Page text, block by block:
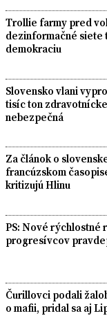
Trollie farmy pred
dezinformačné siete
demokraciu
Slovensko vlani
tisíc ton
nebezpečná
Za článok o
francúzskom
kritizujú Hlinu
PS: Nové rýchlostné
progresívcov
Čurillovci podali
o mafii, pridal sa aj